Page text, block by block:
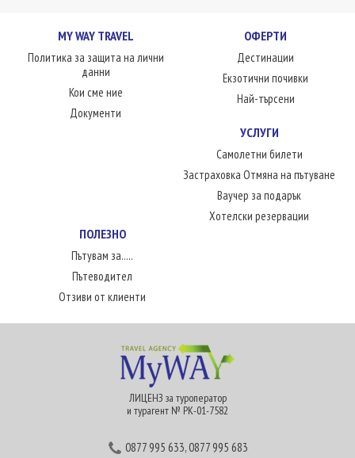
КОНТАКТИMY WAY TRAVEL
Политика за защита на лични
данни
Кои сме ние
Документи
ОФЕРТИ
Дестинации
Екзотични почивки
Най-търсени
УСЛУГИ
Самолетни билети
Застраховка Отмяна на пътуване
Ваучер за подарък
Хотелски резервации
ПОЛЕЗНО
Пътувам за.....
Пътеводител
Отзиви от клиенти
ЛИЦЕНЗ за туроператор
и турагент № РК-01-7582
0877 995 633,0877 995 683